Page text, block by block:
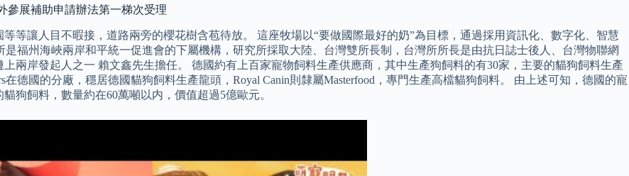
參展補助申請辦法第一梯次受理
等讓人目不暇接，道路兩旁的櫻花樹含苞待放。 這座牧場以“要做國際最好的奶”為目標，通過採用資訊化、數字化、智慧
福州海峽兩岸和平統一促進會的下屬機構，研究所採取大陸、台灣雙所長制，台灣所所長是由抗日誌士後人、台灣物聯網
兩岸發起人之一 賴文鑫先生擔任。 德國約有上百家寵物飼料生產供應商，其中生產狗飼料的有30家，主要的貓狗飼料生產
在德國的分廠，穩居德國貓狗飼料生產龍頭，Royal Canin則隸屬Masterfood，專門生產高檔貓狗飼料。 由上述可知，德國的寵
狗飼料，數量約在60萬噸以内，價值超過5億歐元。